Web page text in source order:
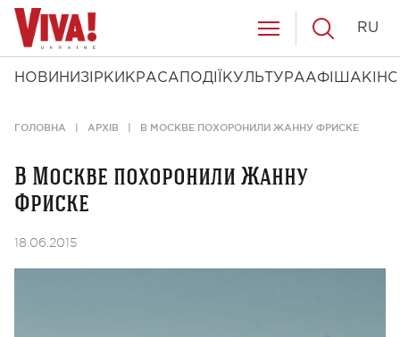
НОВИНИ ЗІРКИ КРАСА ПОДІЇ КУЛЬТУРААФІША КІНО
RU
ГОЛОВНА АРХІВ В МОСКВЕ ПОХОРОНИЛИ ЖАННУ ФРИСКЕ
В Москве похоронили Жанну
Фриске
18.06.2015